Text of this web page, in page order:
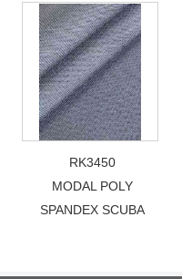
RK3450
MODAL POLY
SPANDEX SCUBA